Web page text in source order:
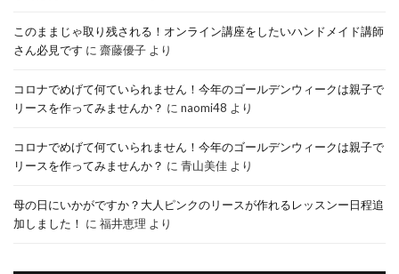
このままじゃ取り残される！オンライン講座をしたいハンドメイド講師
さん必見です に 齋藤優子 より
コロナでめげて何ていられません！今年のゴールデンウィークは親子で
リースを作ってみませんか？ に naomi48 より
コロナでめげて何ていられません！今年のゴールデンウィークは親子で
リースを作ってみませんか？ に 青山美佳 より
母の日にいかがですか？大人ピンクのリースが作れるレッスンー日程追
加しました！ に 福井恵理 より